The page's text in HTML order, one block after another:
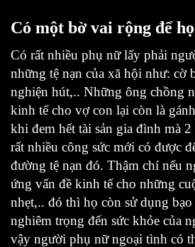
Có một bờ vai rộng để
Có rất nhiều phụ nữ lấy phải
những tệ nạn của xã hội như: cờ
nghiện hút,.. Những ông chồng
kinh tế cho vợ con lại còn là
khi đem hết tài sản gia đình mà
rất nhiều công sức mới có được
đường tệ nạn đó. Thậm chí nếu
ứng vấn đề kinh tế cho những
nhẹt,.. đó thì họ còn sử dụng
nghiêm trọng đến sức khỏe của
vậy người phụ nữ ngoại tình có